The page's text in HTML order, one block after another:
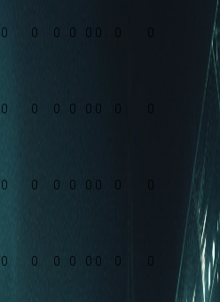
0 0 0 0 0:0
0 0 0 0 0:0 0
0 0 0 0 0:0 0
0 0 0 0 0:0 0 0